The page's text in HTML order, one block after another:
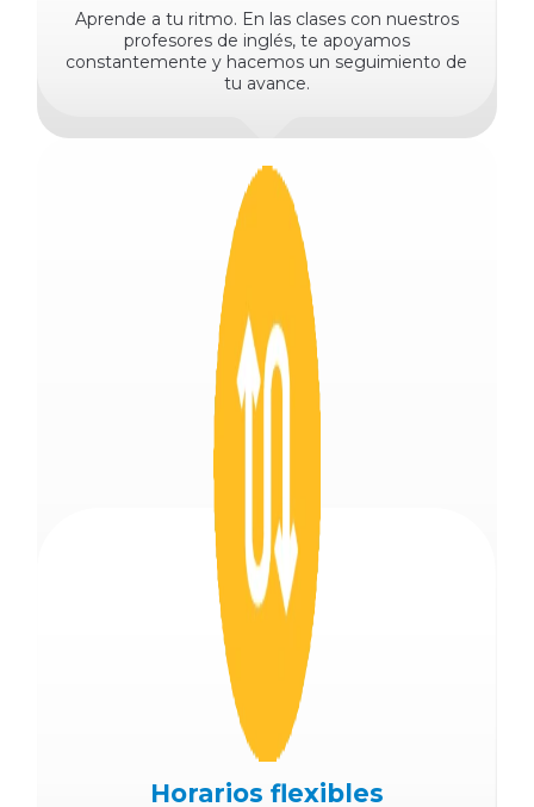
Aprende a tu ritmo. En las clases con nuestros
profesores de inglés, te apoyamos
constantemente y hacemos un seguimiento de
tu avance.
Horarios flexibles